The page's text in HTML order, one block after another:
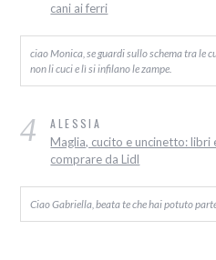
cani ai ferri
ciao Monica, se guardi sullo schema tra le
non li cuci e lì si infilano le zampe.
4 ALESSIA
Maglia, cucito e uncinetto: libri
comprare da Lidl
Ciao Gabriella, beata te che hai potuto